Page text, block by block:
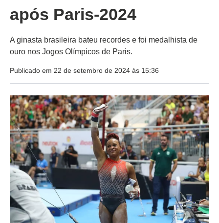
após Paris-2024
A ginasta brasileira bateu recordes e foi medalhista de
ouro nos Jogos Olímpicos de Paris.
Publicado em 22 de setembro de 2024 às 15:36